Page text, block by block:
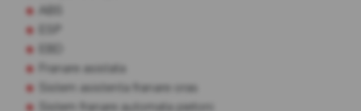
ABS
EBD
Franare asistata
Sistem asistenta franare oras
Sistem franare automata pietoni